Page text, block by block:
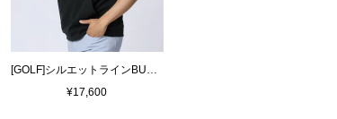
¥17,600